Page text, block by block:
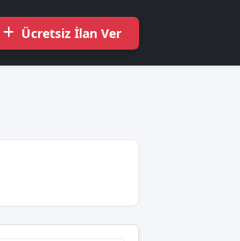
Ücretsiz İlan Ver